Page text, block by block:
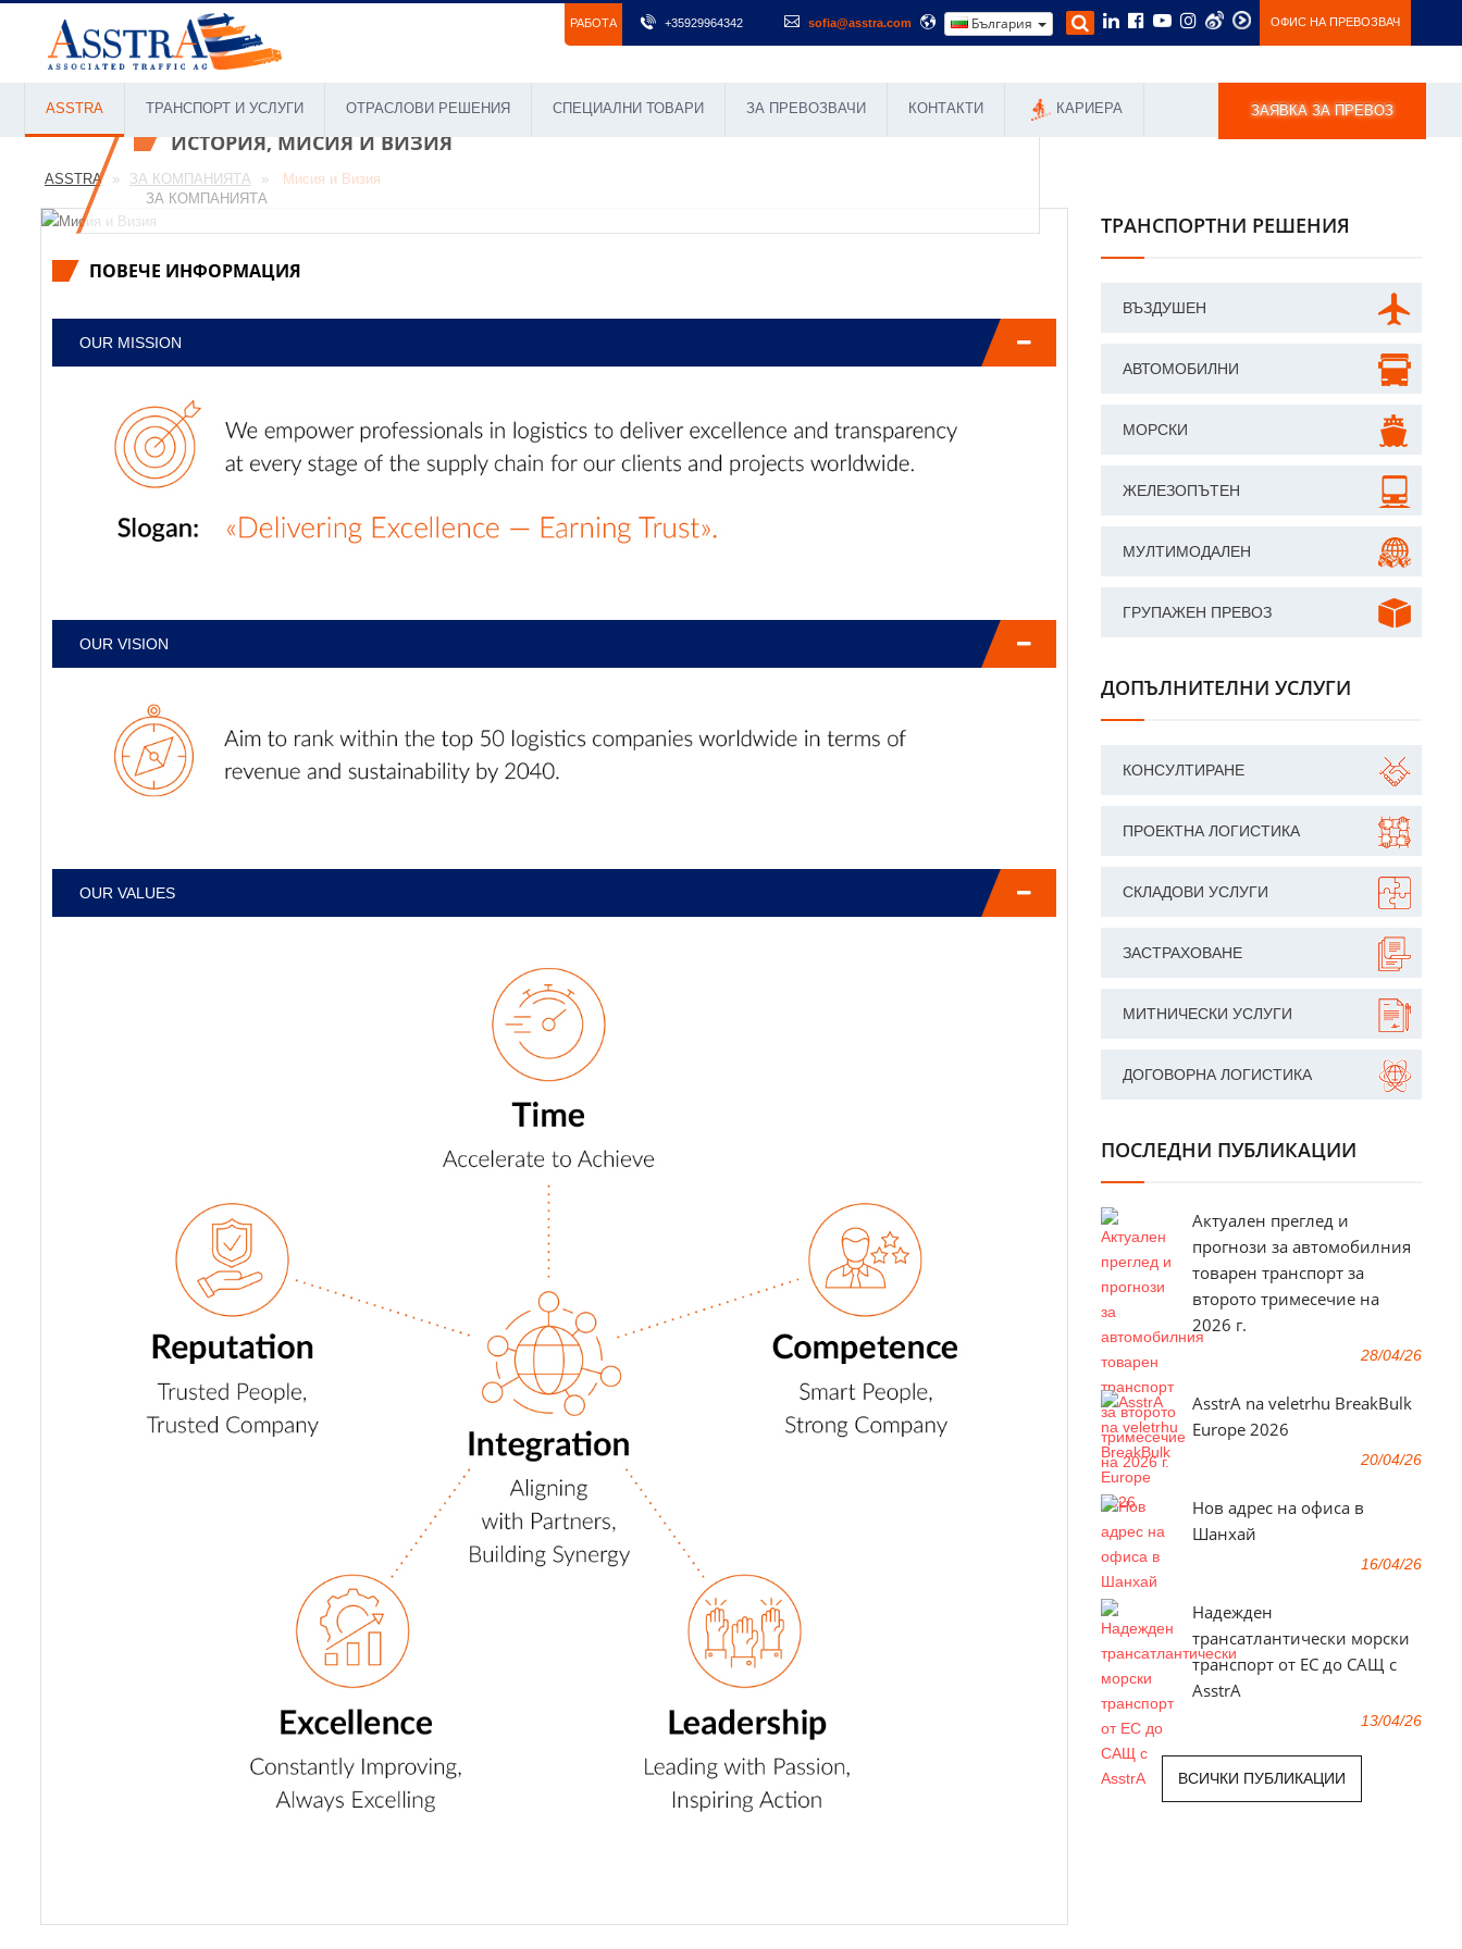
РАБОТА +35929964342 sofia@asstra.com България ОФИС НА ПРЕВОЗВАЧ
ASSTRA ТРАНСПОРТ И УСЛУГИ ОТРАСЛОВИ РЕШЕНИЯ СПЕЦИАЛНИ ТОВАРИ ЗА ПРЕВОЗВАЧИ КОНТАКТИ КАРИЕРА ЗАЯВКА ЗА ПРЕВОЗ
ASSTRA ЗА КОМПАНИЯТА Мисия и Визия
ИСТОРИЯ, МИСИЯ И ВИЗИЯ
ЗА КОМПАНИЯТА
ПОВЕЧЕ ИНФОРМАЦИЯ
OUR MISSION
OUR VISION
OUR VALUES
ТРАНСПОРТНИ РЕШЕНИЯ
ВЪЗДУШЕН
АВТОМОБИЛНИ
МОРСКИ
ЖЕЛЕЗОПЪТЕН
МУЛТИМОДАЛЕН
ГРУПАЖЕН ПРЕВОЗ
ДОПЪЛНИТЕЛНИ УСЛУГИ
КОНСУЛТИРАНЕ
ПРОЕКТНА ЛОГИСТИКА
СКЛАДОВИ УСЛУГИ
ЗАСТРАХОВАНЕ
МИТНИЧЕСКИ УСЛУГИ
ДОГОВОРНА ЛОГИСТИКА
ПОСЛЕДНИ ПУБЛИКАЦИИ
Актуален преглед и
прогнози за автомобилния
товарен транспорт за
второто тримесечие на
2026 г.
28/04/26
AsstrA na veletrhu BreakBulk
Europe 2026
20/04/26
Нов адрес на офиса в
Шанхай
16/04/26
Надежден
трансатлантически морски
транспорт от ЕС до САЩ с
AsstrA
13/04/26
ВСИЧКИ ПУБЛИКАЦИИ